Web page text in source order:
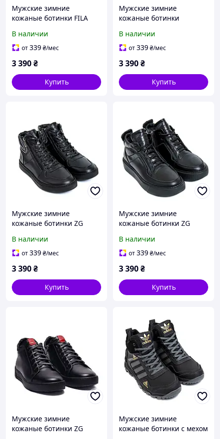
Мужские зимние
кожаные ботинки FILA
В наличии
от339₴/мес
3 390₴
Купить
Мужские зимние
кожаные ботинки
кожа, шерсть
В наличии
от339₴/мес
3 390₴
Купить
Мужские зимние
кожаные ботинки ZG
мехом
В наличии
от339₴/мес
3 390₴
Купить
Мужские зимние
кожаные ботинки ZG
В наличии
от339₴/мес
3 390₴
Купить
Мужские зимние
кожаные ботинки ZG
Мужские зимние
кожаные ботинки с мехом